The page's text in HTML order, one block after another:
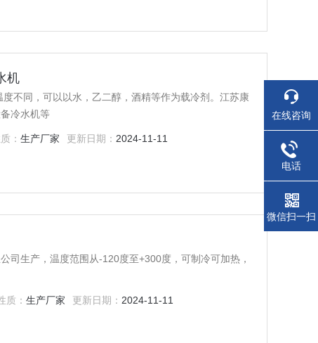
机
不同，可以以水，乙二醇，酒精等作为载冷剂。江苏康
冷水机等
：生产厂家 更新日期： 2024-11-11
司生产，温度范围从-120度至+300度，可制冷可加热，
质：生产厂家 更新日期： 2024-11-11
在线咨询
电话
微信扫一扫